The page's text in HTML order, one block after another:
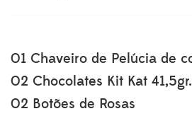
01 Chaveiro de Pelúcia de
02 Chocolates Kit Kat 41,5gr.
02 Botões de Rosas